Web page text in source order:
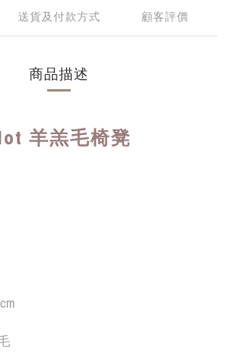
送貨及付款方式 顧客評價
商品描述
羊羔毛椅凳